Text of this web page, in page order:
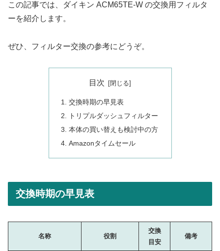
この記事では、ダイキン ACM65TE-W の交換用フィルタ
ーを紹介します。
ぜひ、フィルター交換の参考にどうぞ。
目次
交換時期の早見表
トリプルダッシュフィルター
本体の買い替えも検討中の方
Amazonタイムセール
交換時期の早見表
名称 役割
交換
目安
備考